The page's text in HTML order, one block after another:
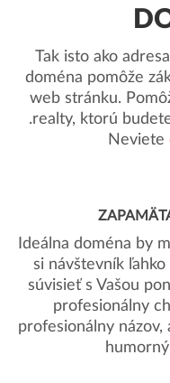
Tak isto ako
doména pomôže
web stránku.
.realty, ktorú
Neviete
Ideálna doména by
si návštevník
súvisieť s Vašou
profesionálny
profesionálny